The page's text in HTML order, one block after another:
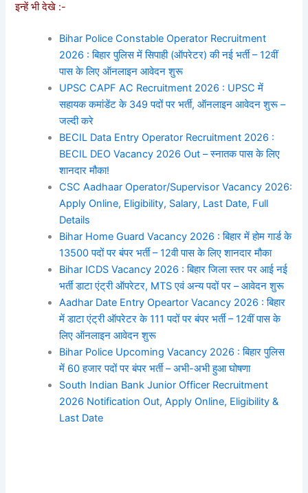
इन्हें भी देखे :-
Bihar Police Constable Operator Recruitment
2026 : बिहार पुलिस में सिपाही (ऑपरेटर) की नई भर्ती – 12वीं
पास के लिए ऑनलाइन आवेदन शुरू
UPSC CAPF AC Recruitment 2026 : UPSC में
सहायक कमांडेंट के 349 पदों पर भर्ती, ऑनलाइन आवेदन शुरू –
जल्दी करे
BECIL Data Entry Operator Recruitment 2026 :
BECIL DEO Vacancy 2026 Out – स्नातक पास के लिए
शानदार मौका!
CSC Aadhaar Operator/Supervisor Vacancy 2026:
Apply Online, Eligibility, Salary, Last Date, Full
Details
Bihar Home Guard Vacancy 2026 : बिहार में होम गार्ड के
13500 पदों पर बंपर भर्ती – 12वी पास के लिए शानदार मौका
Bihar ICDS Vacancy 2026 : बिहार जिला स्तर पर आई नई
भर्ती डाटा एंट्री ऑपरेटर, MTS एवं अन्य पदों पर – आवेदन शुरू
Aadhar Date Entry Opeartor Vacancy 2026 : बिहार
में डाटा एंट्री ऑपरेटर के 111 पदों पर बंपर भर्ती – 12वीं पास के
लिए ऑनलाइन आवेदन शुरू
Bihar Police Upcoming Vacancy 2026 : बिहार पुलिस
में 60 हजार पदों पर बंपर भर्ती – अभी-अभी हुआ घोषणा
South Indian Bank Junior Officer Recruitment
2026 Notification Out, Apply Online, Eligibility &
Last Date